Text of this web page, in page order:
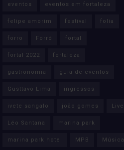
eventos eventos em fortaleza
felipe amorim festival folia
forro Forró fortal
fortal 2022 fortaleza
gastronomia guia de eventos
Gusttavo Lima ingressos
ivete sangalo joão gomes Live
Léo Santana marina park
marina park hotel MPB Música